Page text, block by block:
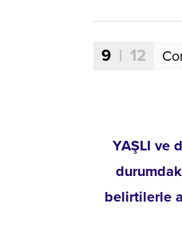
9 | 12
YAŞLI ve
belirtilerle